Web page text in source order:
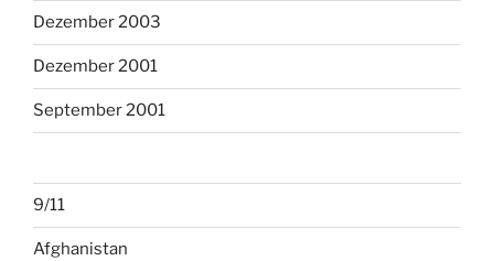
Dezember 2003
Dezember 2001
September 2001
9/11
Afghanistan